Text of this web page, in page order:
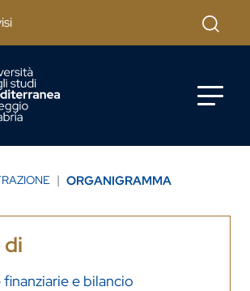
Cerca
ORGANIGRAMMA
di
finanziarie e bilancio